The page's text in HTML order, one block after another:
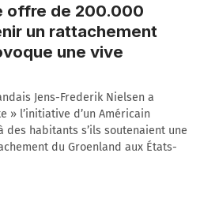
offre de 200.000
un rattachement
une vive
Jens-Frederik Nielsen a
» l’initiative d’un Américain
des habitants s’ils soutenaient une
du Groenland aux États-